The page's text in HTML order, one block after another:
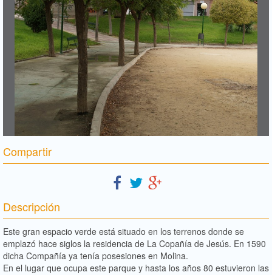
Compartir
Descripción
Este gran espacio verde está situado en los terrenos donde se
emplazó hace siglos la residencia de La Copañía de Jesús. En 1590
dicha Compañía ya tenía posesiones en Molina.
En el lugar que ocupa este parque y hasta los años 80 estuvieron las